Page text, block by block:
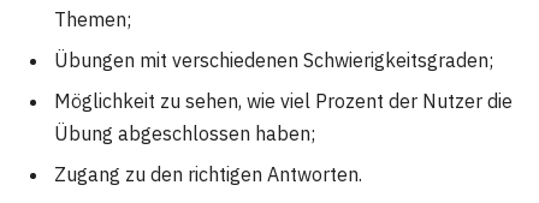
Themen;
Übungen mit verschiedenen Schwierigkeitsgraden;
Möglichkeit zu sehen, wie viel Prozent der Nutzer die
Übung abgeschlossen haben;
Zugang zu den richtigen Antworten.